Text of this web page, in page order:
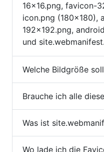
16x16.png, favicon-
icon.png (180×180),
192x192.png,
und site.webmanifest.
Welche Bildgröße
Brauche ich alle
Was ist
Wo lade ich die